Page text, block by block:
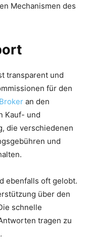
Mechanismen des
transparent und
für den
Broker an den
Kauf- und
die verschiedenen
und
ebenfalls oft gelobt.
über den
schnelle
tragen zu